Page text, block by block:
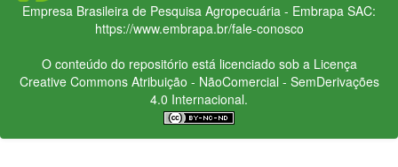
Empresa Brasileira de Pesquisa Agropecuária - Embrapa SAC:
https://www.embrapa.br/fale-conosco
O conteúdo do repositório está licenciado sob a Licença
Creative CommonsAtribuição - NãoComercial - SemDerivações
4.0 Internacional.